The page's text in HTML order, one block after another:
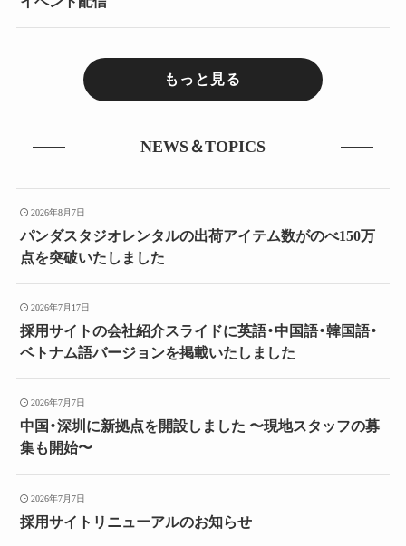
もっと見る
NEWS＆TOPICS
2026年8月7日
パンダスタジオレンタルの出荷アイテム数がのべ150万
点を突破いたしました
2026年7月17日
採用サイトの会社紹介スライドに英語・中国語・韓国語・
ベトナム語バージョンを掲載いたしました
2026年7月7日
中国・深圳に新拠点を開設しました 〜現地スタッフの募
集も開始〜
2026年7月7日
採用サイトリニューアルのお知らせ